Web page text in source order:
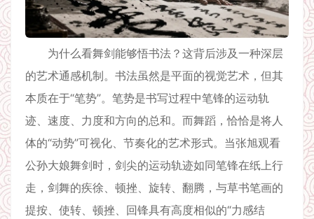
为什么看舞剑能够悟书法？这背后涉及一种深层
的艺术通感机制。书法虽然是平面的视觉艺术，但其
本质在于“笔势”。笔势是书写过程中笔锋的运动轨
迹、速度、力度和方向的总和。而舞蹈，恰恰是将人
体的“动势”可视化、节奏化的艺术形式。当张旭观看
公孙大娘舞剑时，剑尖的运动轨迹如同笔锋在纸上行
走，剑舞的疾徐、顿挫、旋转、翻腾，与草书笔画的
提按、使转、顿挫、回锋具有高度相似的“力感结